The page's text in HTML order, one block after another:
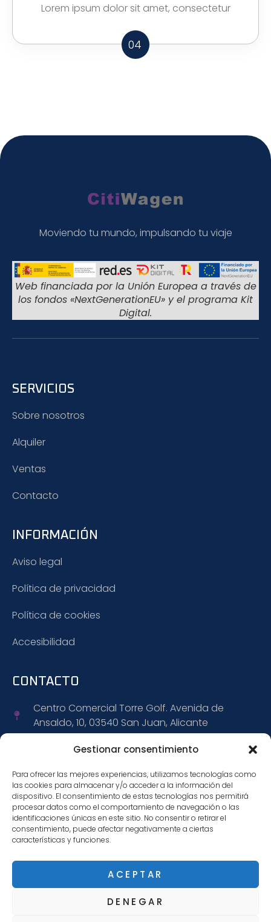
Gestionar consentimiento
Para ofrecer las mejores experiencias, utilizamos tecnologías como
las cookies para almacenar y/o acceder a la información del
dispositivo. El consentimiento de estas tecnologías nos permitirá
procesar datos como el comportamiento de navegación o las
identificaciones únicas en este sitio. No consentir o retirar el
consentimiento, puede afectar negativamente a ciertas
características y funciones.
ACEPTAR
DENEGAR
Lorem ipsum dolor sit amet, consectetur
04
Moviendo tu mundo, impulsando tu viaje
Web financiada por la Unión Europea a través de
los fondos «NextGenerationEU» y el programa Kit
Digital.
SERVICIOS
Sobre nosotros
Alquiler
Ventas
Contacto
INFORMACIÓN
Aviso legal
Política de privacidad
Política de cookies
Accesibilidad
CONTACTO
Centro Comercial Torre Golf. Avenida de
Ansaldo, 10, 03540 San Juan, Alicante
+34 965 152 309
+34 695 472 888
info@citiwagen.com
SÍGUENOS